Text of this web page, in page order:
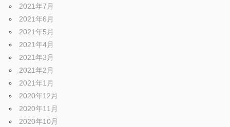
2021年7月
2021年6月
2021年5月
2021年4月
2021年3月
2021年2月
2021年1月
2020年12月
2020年11月
2020年10月